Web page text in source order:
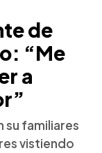
de
“Me
a
su familiares
vistiendo